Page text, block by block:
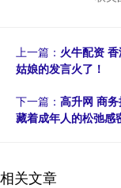
上一篇： 火牛配资
姑娘的发言火了！
下一篇： 高升网 商
藏着成年人的松弛感
相关文章